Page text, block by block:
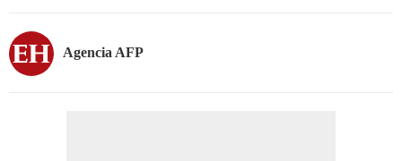
Agencia AFP